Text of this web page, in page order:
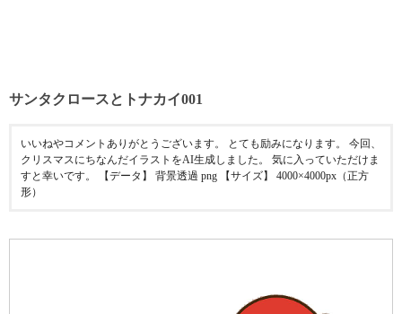
サンタクロースとトナカイ001
いいねやコメントありがとうございます。 とても励みになります。 今回、
クリスマスにちなんだイラストをAI生成しました。 気に入っていただけま
すと幸いです。 【データ】 背景透過 png 【サイズ】 4000×4000px（正方
形）